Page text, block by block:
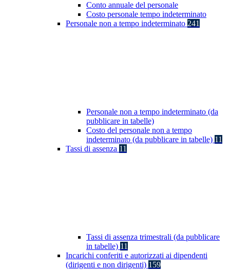
Conto annuale del personale
Costo personale tempo indeterminato
Personale non a tempo indeterminato 241
Personale non a tempo indeterminato (da
pubblicare in tabelle)
Costo del personale non a tempo
indeterminato (da pubblicare in tabelle) 11
Tassi di assenza 11
Tassi di assenza trimestrali (da pubblicare
in tabelle) 11
Incarichi conferiti e autorizzati ai dipendenti
(dirigenti e non dirigenti) 159